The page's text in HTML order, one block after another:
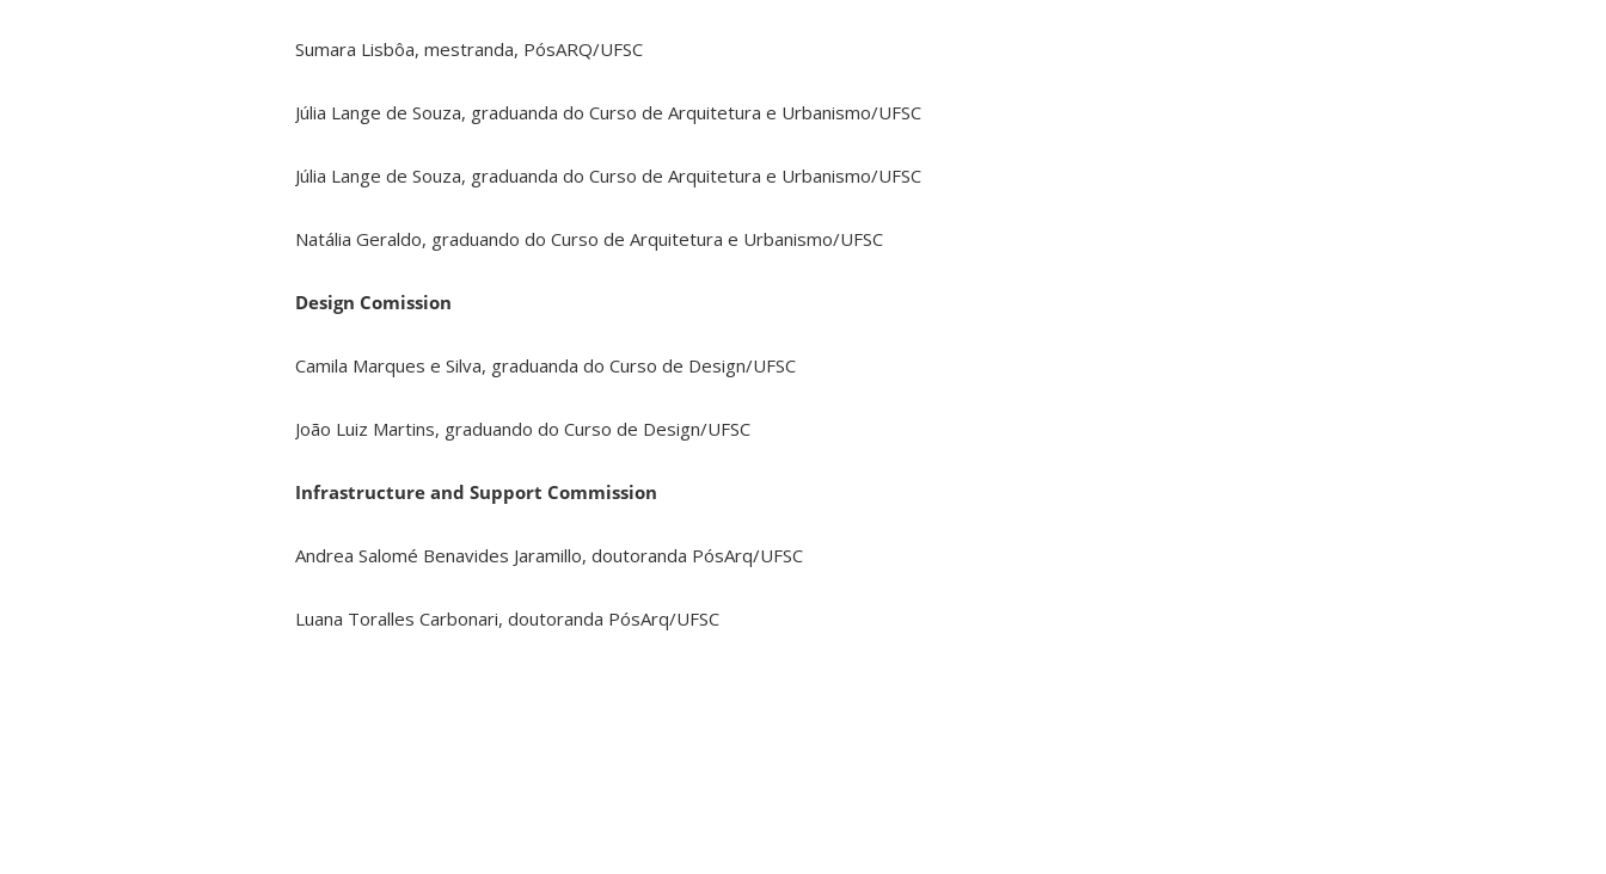
Sumara Lisbôa, mestranda, PósARQ/UFSC
Júlia Lange de Souza, graduanda do Curso de Arquitetura e Urbanismo/UFSC
Júlia Lange de Souza, graduanda do Curso de Arquitetura e Urbanismo/UFSC
Natália Geraldo, graduando do Curso de Arquitetura e Urbanismo/UFSC
Design Comission
Camila Marques e Silva, graduanda do Curso de Design/UFSC
João Luiz Martins, graduando do Curso de Design/UFSC
Infrastructure and Support Commission
Andrea Salomé Benavides Jaramillo, doutoranda PósArq/UFSC
Luana Toralles Carbonari, doutoranda PósArq/UFSC